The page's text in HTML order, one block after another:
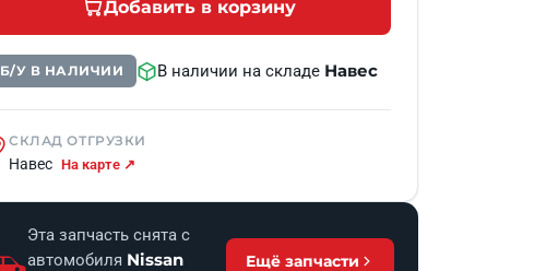
Добавить в корзину
Б/У В НАЛИЧИИ В наличии на складе Навес
СКЛАД ОТГРУЗКИ
Навес На карте ↗
Эта запчасть снята с
автомобиля Nissan
Ещё запчасти